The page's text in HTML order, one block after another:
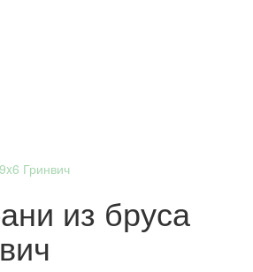
Гринвич
из бруса